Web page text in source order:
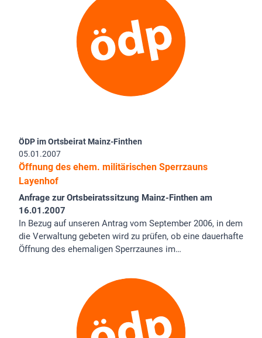
ÖDP im Ortsbeirat Mainz-Finthen
05.01.2007
Öffnung des ehem. militärischen Sperrzauns
Layenhof
Anfrage zur Ortsbeiratssitzung Mainz-Finthen am
16.01.2007
In Bezug auf unseren Antrag vom September 2006, in dem
die Verwaltung gebeten wird zu prüfen, ob eine dauerhafte
Öffnung des ehemaligen Sperrzaunes im…